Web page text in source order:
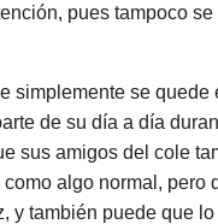
pues tampoco se
simplemente se quede
de su día a día
sus amigos del cole
algo normal, pero
y también puede que